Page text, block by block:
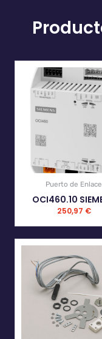
Puerto de Enlace
OCI460.10
250,97 €